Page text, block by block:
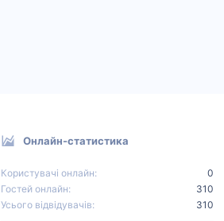
Онлайн-статистика
Користувачі онлайн
0
Гостей онлайн
310
Усього відвідувачів
310